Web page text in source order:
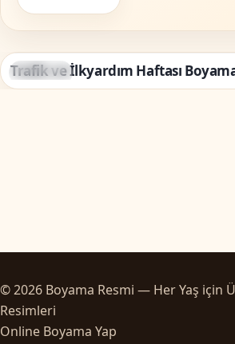
Bayramlar
Trafik ve İlkyardım Haftası
© 2026 Boyama Resmi — Her Yaş için
Resimleri
Online Boyama Yap